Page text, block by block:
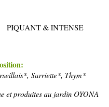
PIQUANT & INTENSE
Sarriette*, Thym*
et produites au jardin OYONA